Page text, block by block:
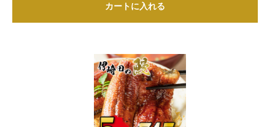
カートに入れる